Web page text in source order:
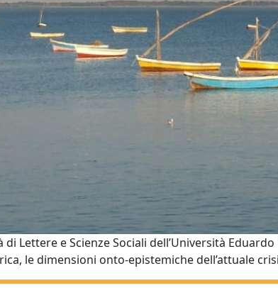
Lettere e Scienze Sociali dell’Università
le dimensioni onto-epistemiche dell’attuale